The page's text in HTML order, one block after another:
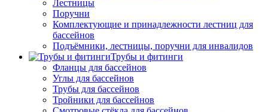
Лестницы
Поручни
Комплектующие и принадлежности лестниц для
бассейнов
Подъёмники, лестницы, поручни для инвалидов
Трубы и фитинги
Фланцы для бассейнов
Углы для бассейнов
Трубы для бассейнов
Тройники для бассейнов